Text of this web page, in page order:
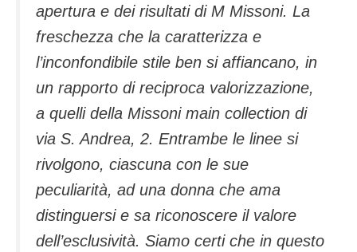
apertura e dei risultati di M Missoni. La
freschezza che la caratterizza e
l’inconfondibile stile ben si affiancano, in
un rapporto di reciproca valorizzazione,
a quelli della Missoni main collection di
via S. Andrea, 2. Entrambe le linee si
rivolgono, ciascuna con le sue
peculiarità, ad una donna che ama
distinguersi e sa riconoscere il valore
dell’esclusività. Siamo certi che in questo